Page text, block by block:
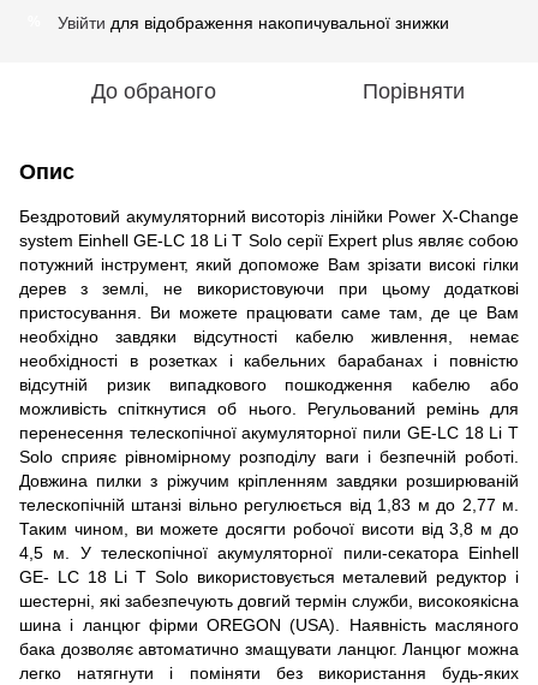
Увійти для відображення накопичувальної знижки
До обраного Порівняти
Опис
Бездротовий акумуляторний висоторіз лінійки Power X-Change
system Einhell GE-LC 18 Li T Solo серії Expert plus являє собою
потужний інструмент, який допоможе Вам зрізати високі гілки
дерев з землі, не використовуючи при цьому додаткові
пристосування. Ви можете працювати саме там, де це Вам
необхідно завдяки відсутності кабелю живлення, немає
необхідності в розетках і кабельних барабанах і повністю
відсутній ризик випадкового пошкодження кабелю або
можливість спіткнутися об нього. Регульований ремінь для
перенесення телескопічної акумуляторної пили GE-LC 18 Li T
Solo сприяє рівномірному розподілу ваги і безпечній роботі.
Довжина пилки з ріжучим кріпленням завдяки розширюваній
телескопічній штанзі вільно регулюється від 1,83 м до 2,77 м.
Таким чином, ви можете досягти робочої висоти від 3,8 м до
4,5 м. У телескопічної акумуляторної пили-секатора Einhell
GE- LC 18 Li T Solo використовується металевий редуктор і
шестерні, які забезпечують довгий термін служби, високоякісна
шина і ланцюг фірми OREGON (USA). Наявність масляного
бака дозволяє автоматично змащувати ланцюг. Ланцюг можна
легко натягнути і поміняти без використання будь-яких